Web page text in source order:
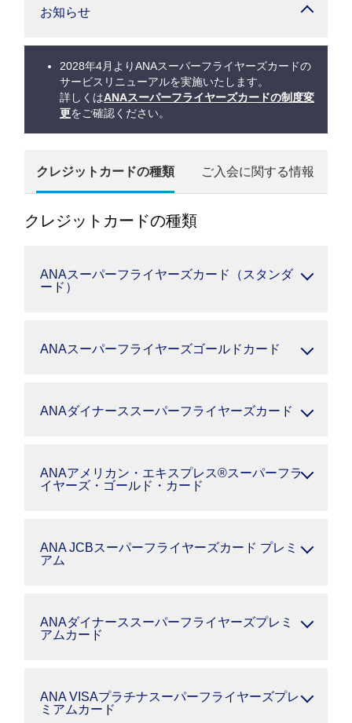
お知らせ
2028年4月よりANAスーパーフライヤーズカードの
サービスリニューアルを実施いたします。
詳しくはANAスーパーフライヤーズカードの制度変
更をご確認ください。
クレジットカードの種類 ご入会に関する情報
クレジットカードの種類
ANAスーパーフライヤーズカード（スタンダ
ード）
ANAスーパーフライヤーズゴールドカード
ANAダイナーススーパーフライヤーズカード
ANAアメリカン・エキスプレス®スーパーフラ
イヤーズ・ゴールド・カード
ANA JCBスーパーフライヤーズカード プレミ
アム
ANAダイナーススーパーフライヤーズプレミ
アムカード
ANA VISAプラチナスーパーフライヤーズプレ
ミアムカード